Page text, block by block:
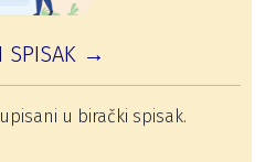
SPISAK →
u birački spisak.